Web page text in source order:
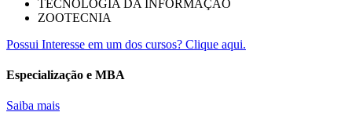
TECNOLOGIA DA INFORMAÇÃO
ZOOTECNIA
Possui Interesse em um dos cursos? Clique aqui.
Especialização e MBA
Saiba mais